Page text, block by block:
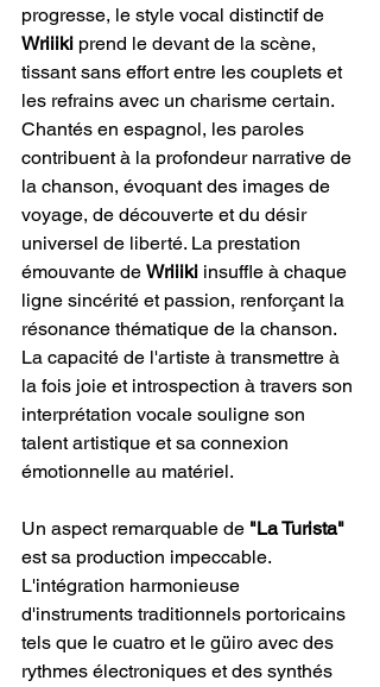
progresse, le style vocal distinctif de
Wriiiki prend le devant de la scène,
tissant sans effort entre les couplets et
les refrains avec un charisme certain.
Chantés en espagnol, les paroles
contribuent à la profondeur narrative de
la chanson, évoquant des images de
voyage, de découverte et du désir
universel de liberté. La prestation
émouvante de Wriiiki insuffle à chaque
ligne sincérité et passion, renforçant la
résonance thématique de la chanson.
La capacité de l'artiste à transmettre à
la fois joie et introspection à travers son
interprétation vocale souligne son
talent artistique et sa connexion
émotionnelle au matériel.
Un aspect remarquable de "La Turista"
est sa production impeccable.
L'intégration harmonieuse
d'instruments traditionnels portoricains
tels que le cuatro et le güiro avec des
rythmes électroniques et des synthés